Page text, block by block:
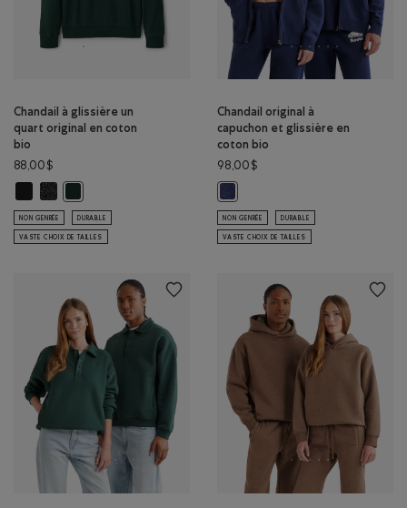
Chandail à glissière un
quart original en coton
bio
88,00$
Chandail à glissière un quart original en coton bio: NOIR Couleur
Chandail à glissière un quart original en coton bio: POIVRE NOIR
NON GENRÉE DURABLE
VASTE CHOIX DE TAILLES
Chandail original à
capuchon et glissière en
coton bio
98,00$
NON GENRÉE DURABLE
VASTE CHOIX DE TAILLES